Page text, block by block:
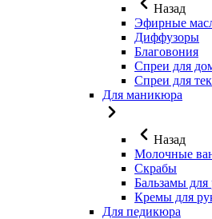
Назад
Эфирные
Диффузоры
Благовония
Спреи для
Спреи для
Для маникюра
Назад
Молочные
Скрабы
Бальзамы для
Кремы для
Для педикюра